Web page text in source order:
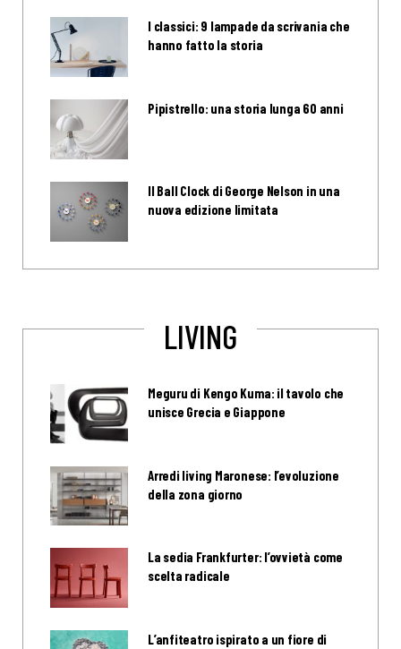
I classici: 9 lampade da scrivania che
hanno fatto la storia
Pipistrello: una storia lunga 60 anni
Il Ball Clock di George Nelson in una
nuova edizione limitata
LIVING
Meguru di Kengo Kuma: il tavolo che
unisce Grecia e Giappone
Arredi living Maronese: l’evoluzione
della zona giorno
La sedia Frankfurter: l’ovvietà come
scelta radicale
L’anfiteatro ispirato a un fiore di